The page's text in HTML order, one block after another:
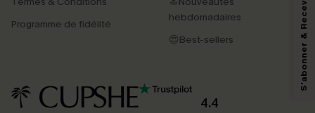
Programme de fidélité
hebdomadaires
😍Best-sellers
4.4
En soumettant votre adresse e-mail, vous acceptez de recevoir des e-mails
marketing (y compris du contenu généré par l'IA) de Cupshe et
reconnaissez avoir pris connaissance de nos
pouvons utiliser les données collectées sur notre site ainsi que des
produits susceptibles de vous intéresser, conformément à notre
Politique de
confidentialité
. Vous pouvez vous désabonner à tout moment.